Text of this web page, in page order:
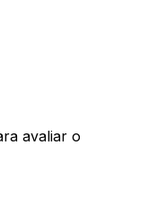
avaliar o